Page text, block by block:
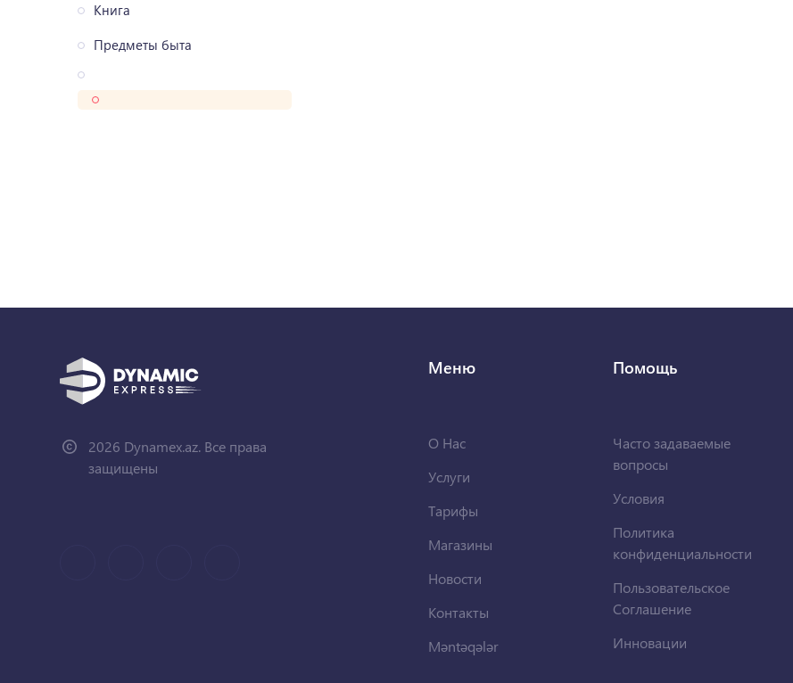
Книга
Предметы быта
2026 Dynamex.az. Все права
защищены
Меню
О Нас
Услуги
Тарифы
Магазины
Новости
Контакты
Məntəqələr
Помощь
Часто задаваемые
вопросы
Условия
Политика
конфиденциальности
Пользовательское
Соглашение
Инновации